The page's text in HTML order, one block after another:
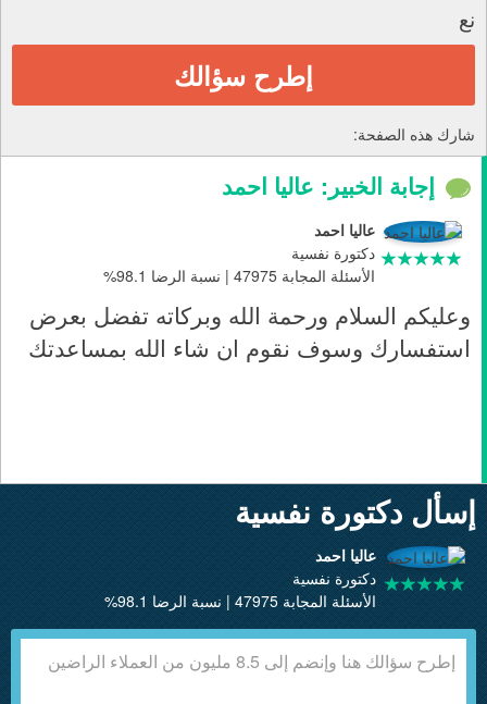
نع
إطرح سؤالك
شارك هذه الصفحة:
إجابة الخبير: عاليا احمد
عاليا احمد
دكتورة نفسية
الأسئلة المجابة 47975 | نسبة الرضا 98.1%
وعليكم السلام ورحمة الله وبركاته تفضل بعرض
استفسارك وسوف نقوم ان شاء الله بمساعدتك
إسأل دكتورة نفسية
عاليا احمد
دكتورة نفسية
الأسئلة المجابة 47975 | نسبة الرضا 98.1%